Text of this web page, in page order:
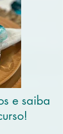
e saiba